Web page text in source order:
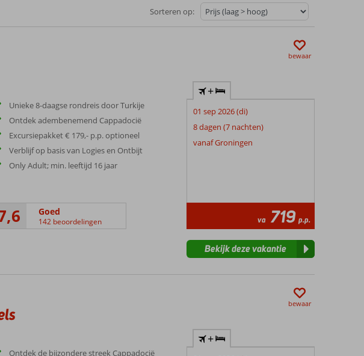
Sorteren op:
bewaar
Unieke 8-daagse rondreis door Turkije
Ontdek adembenemend Cappadocië
Excursiepakket € 179,- p.p. optioneel
Verblijf op basis van Logies en Ontbijt
Only Adult; min. leeftijd 16 jaar
Goed
142 beoordelingen
+
01 sep 2026 (di)
8 dagen (7 nachten)
vanaf Groningen
va 719 p.p.
Bekijk deze vakantie
bewaar
Ontdek de bijzondere streek Cappadocië
+